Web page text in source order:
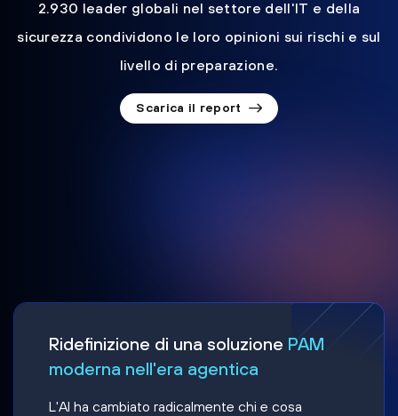
2.930 leader globali nel settore dell'IT e della
sicurezza condividono le loro opinioni sui rischi e sul
livello di preparazione.
Scarica il report
Ridefinizione di una soluzione PAM
moderna nell'era agentica
L'AI ha cambiato radicalmente chi e cosa